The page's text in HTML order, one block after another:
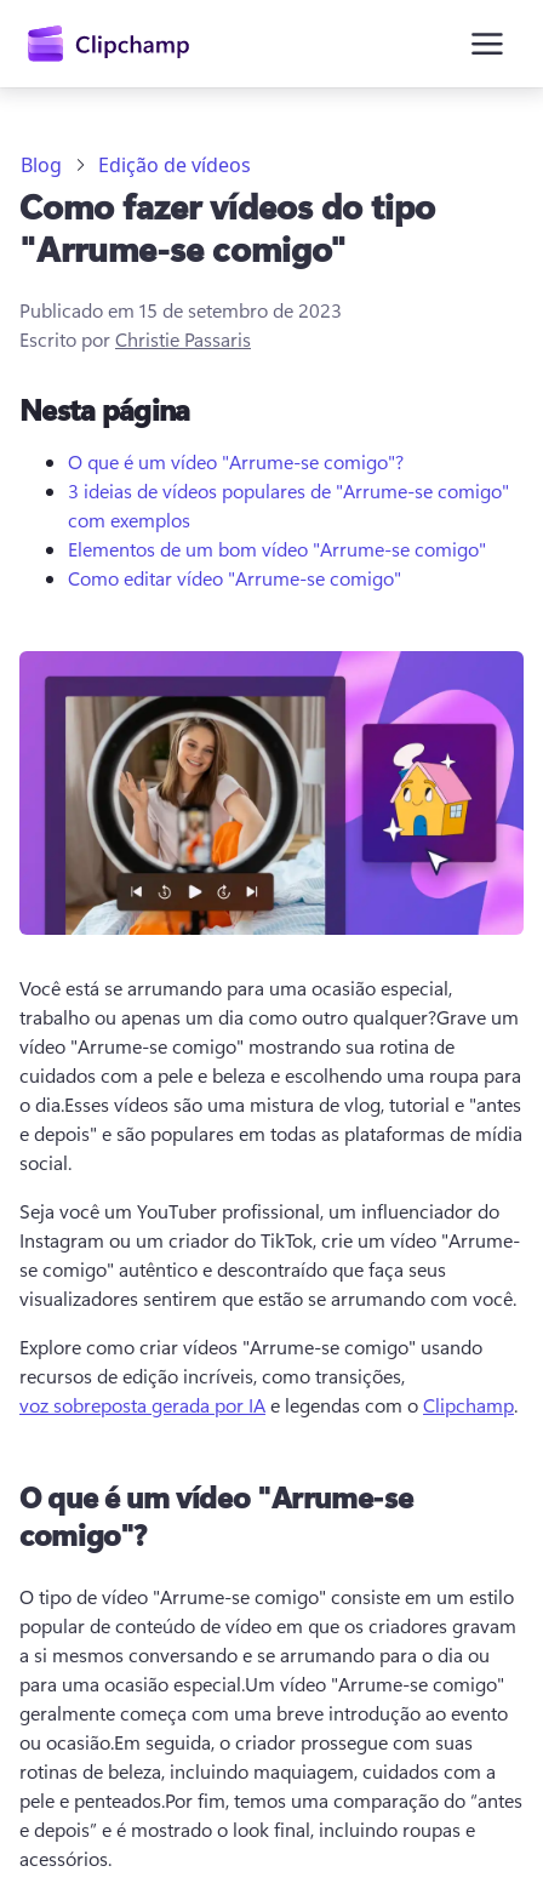
conteúdo
principal
Experimentar gratuitamente
Blog Edição de vídeos
Como fazer vídeos do tipo
"Arrume-se comigo"
Publicado em 15 de setembro de 2023
Escrito porChristie Passaris
Nesta página
O que é um vídeo "Arrume-se comigo"?
3 ideias de vídeos populares de "Arrume-se comigo"
com exemplos
Elementos de um bom vídeo "Arrume-se comigo"
Como editar vídeo "Arrume-se comigo"
Você está se arrumando para uma ocasião especial,
trabalho ou apenas um dia como outro qualquer?Grave um
vídeo "Arrume-se comigo" mostrando sua rotina de
cuidados com a pele e beleza e escolhendo uma roupa para
o dia.Esses vídeos são uma mistura de vlog, tutorial e "antes
e depois" e são populares em todas as plataformas de mídia
social.
Seja você um YouTuber profissional, um influenciador do
Instagram ou um criador do TikTok, crie um vídeo "Arrume-
se comigo" autêntico e descontraído que faça seus
visualizadores sentirem que estão se arrumando com você.
Explore como criar vídeos "Arrume-se comigo" usando
recursos de edição incríveis, como transições,
voz sobreposta gerada por IA e legendas com o Clipchamp.
O que é um vídeo "Arrume-se
comigo"?
O tipo de vídeo "Arrume-se comigo" consiste em um estilo
popular de conteúdo de vídeo em que os criadores gravam
a si mesmos conversando e se arrumando para o dia ou
para uma ocasião especial.Um vídeo "Arrume-se comigo"
geralmente começa com uma breve introdução ao evento
ou ocasião.Em seguida, o criador prossegue com suas
rotinas de beleza, incluindo maquiagem, cuidados com a
pele e penteados.Por fim, temos uma comparação do “antes
e depois” e é mostrado o look final, incluindo roupas e
acessórios.